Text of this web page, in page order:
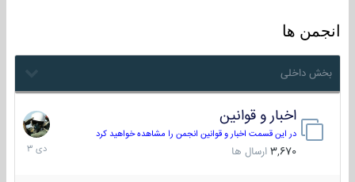
انجمن ها
بخش داخلی
اخبار و قوانین
در این قسمت اخبار و قوانین انجمن را مشاهده خواهید کرد
3,670 ارسال ها
22
دی
1403